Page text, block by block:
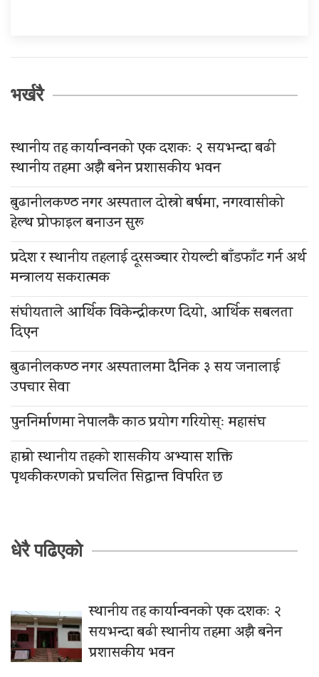
भर्खरै
स्थानीय तह कार्यान्वनको एक दशकः २ सयभन्दा बढी
स्थानीय तहमा अझै बनेन प्रशासकीय भवन
बुढानीलकण्ठ नगर अस्पताल दोस्रो बर्षमा, नगरवासीको
हेल्थ प्रोफाइल बनाउन सुरू
प्रदेश र स्थानीय तहलाई दूरसञ्चार रोयल्टी बाँडफाँट गर्न अर्थ
मन्त्रालय सकरात्मक
संघीयताले आर्थिक विकेन्द्रीकरण दियो, आर्थिक सबलता
दिएन
बुढानीलकण्ठ नगर अस्पतालमा दैनिक ३ सय जनालाई
उपचार सेवा
पुननिर्माणमा नेपालकै काठ प्रयोग गरियोस्ः महासंघ
हाम्रो स्थानीय तहको शासकीय अभ्यास शक्ति
पृथकीकरणको प्रचलित सिद्धान्त विपरित छ
धेरै पढिएको
स्थानीय तह कार्यान्वनको एक दशकः २
सयभन्दा बढी स्थानीय तहमा अझै बनेन
प्रशासकीय भवन